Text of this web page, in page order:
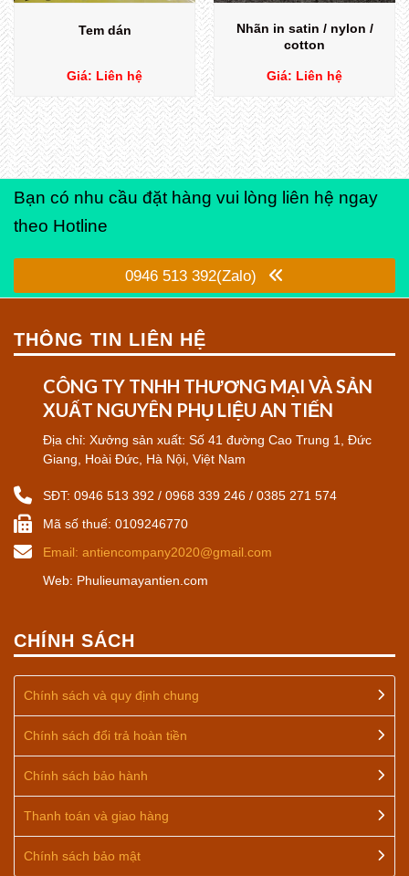
Tem dán
Giá: Liên hệ
Nhãn in satin / nylon /
cotton
Giá: Liên hệ
Bạn có nhu cầu đặt hàng vui lòng liên hệ ngay
theo Hotline
0946 513 392(Zalo)
THÔNG TIN LIÊN HỆ
CÔNG TY TNHH THƯƠNG MẠI VÀ SẢN
XUẤT NGUYÊN PHỤ LIỆU AN TIẾN
Địa chỉ: Xưởng sản xuất: Số 41 đường Cao Trung 1, Đức
Giang, Hoài Đức, Hà Nội, Việt Nam
SĐT: 0946 513 392 / 0968 339 246 / 0385 271 574
Mã số thuế: 0109246770
Email: antiencompany2020@gmail.com
Web: Phulieumayantien.com
CHÍNH SÁCH
Chính sách và quy định chung
Chính sách đổi trả hoàn tiền
Chính sách bảo hành
Thanh toán và giao hàng
Chính sách bảo mật